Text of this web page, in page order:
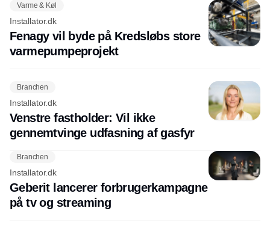
Varme & Køl
Installator.dk
Fenagy vil byde på Kredsløbs store
varmepumpeprojekt
Branchen
Installator.dk
Venstre fastholder: Vil ikke
gennemtvinge udfasning af gasfyr
Branchen
Installator.dk
Geberit lancerer forbrugerkampagne
på tv og streaming